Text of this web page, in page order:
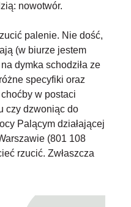
nowotwór.
palenie. Nie dość,
(w biurze jestem
dymka schodziła ze
specyfiki oraz
w postaci
czy dzwoniąc do
Palącym działającej
(801 108
rzucić. Zwłaszcza